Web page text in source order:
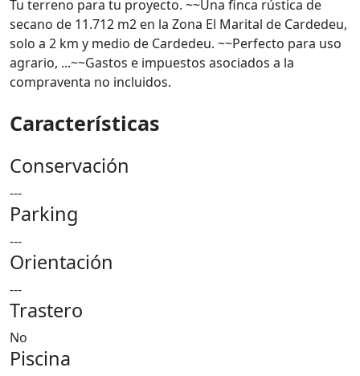
Tu terreno para tu proyecto. ~~Una finca rústica de
secano de 11.712 m2 en la Zona El Marital de Cardedeu,
solo a 2 km y medio de Cardedeu. ~~Perfecto para uso
agrario, ...~~Gastos e impuestos asociados a la
compraventa no incluidos.
Características
Conservación
---
Parking
---
Orientación
---
Trastero
No
Piscina